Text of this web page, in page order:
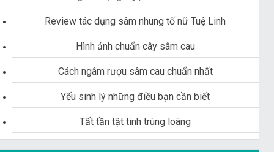
Review tác dụng sâm nhung tố nữ Tuệ Linh
Hình ảnh chuẩn cây sâm cau
Cách ngâm rượu sâm cau chuẩn nhất
Yếu sinh lý những điều bạn cần biết
Tất tần tật tinh trùng loãng